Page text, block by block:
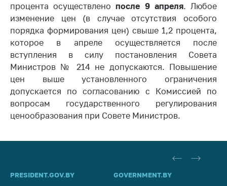
Ценовая политика
Антимонопольное
регулирование и
конкуренция
Торговля и услуги
Регулирование и
контроль закупок
Защита прав
потребителей
Регулирование
процента осуществленопосле 9 апреля. Любое
изменение цен (в случае отсутствия особого
порядка формирования цен) свыше 1,2 процента,
которое в апреле осуществляется после
вступления в силу постановления Совета
Министров № 214 не допускаются. Повышение
цен выше установленного ограничения
допускается по согласованию с Комиссией по
вопросам государственного регулирования
ценообразования при Совете Министров.
PRESIDENT.GOV.BY GOVERNMENT.BY